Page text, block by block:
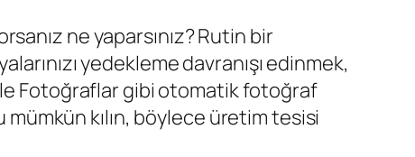
ne yaparsınız? Rutin bir
yedekleme davranışı edinmek,
Fotoğraflar gibi otomatik fotoğraf
kılın, böylece üretim tesisi